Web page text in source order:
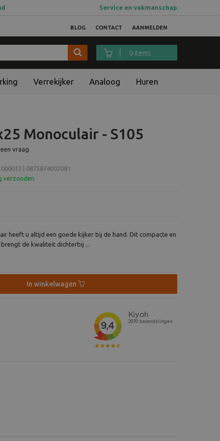
Service en vakmanschap
AANMELDEN
BLOG CONTACT
0 items
Verrekijker Analoog Huren
Monoculair - S105
vraag
| 0875874002081
verzonden
heeft u altijd een goede kijker bij de hand. Dit compacte en
de kwaliteit dichterbij ...
In winkelwagen